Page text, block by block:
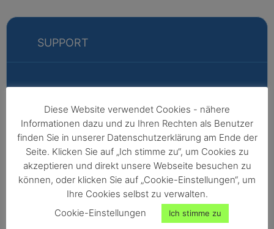
SUPPORT
Markus
Fabian
Vertriebsleitung
Außendienst -
Nordeuropa,
Afrika,
Nordamerika,
Diese Website verwendet Cookies - nähere
Informationen dazu und zu Ihren Rechten als Benutzer
finden Sie in unserer Datenschutzerklärung am Ende der
Seite. Klicken Sie auf „Ich stimme zu“, um Cookies zu
akzeptieren und direkt unsere Webseite besuchen zu
können, oder klicken Sie auf „Cookie-Einstellungen“, um
Ihre Cookies selbst zu verwalten.
Cookie-Einstellungen
Ich stimme zu